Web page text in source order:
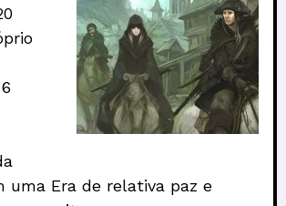
uma Era de relativa paz e